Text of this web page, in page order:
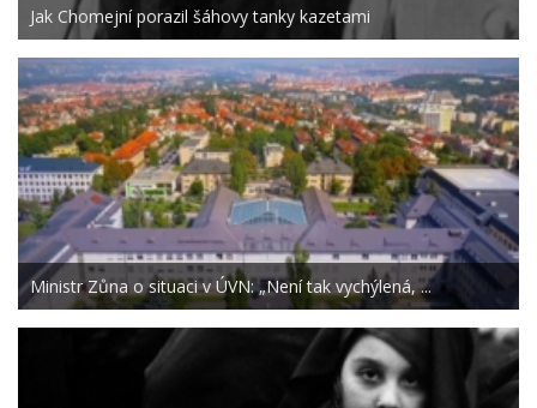
Jak Chomejní porazil šáhovy tanky kazetami
Ministr Zůna o situaci v ÚVN: „Není tak vychýlená, ...